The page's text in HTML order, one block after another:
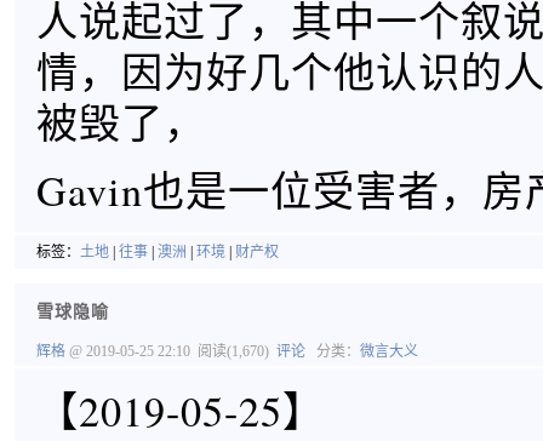
人说起过了，其中一个叙
情，因为好几个他认识的
被毁了，
Gavin也是一位受害者，房
标签： 土地 往事 澳洲 环境 财产权
雪球隐喻
辉格 @ 2019-05-25 22:10 阅读(1,670) 评论 分类： 微言大义
【2019-05-25】